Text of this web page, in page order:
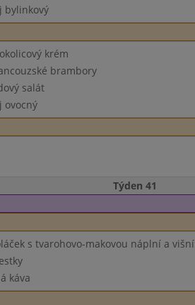
bylinkový
krém
brambory
salát
ovocný
Týden 41
s tvarohovo-makovou náplní a višní
káva